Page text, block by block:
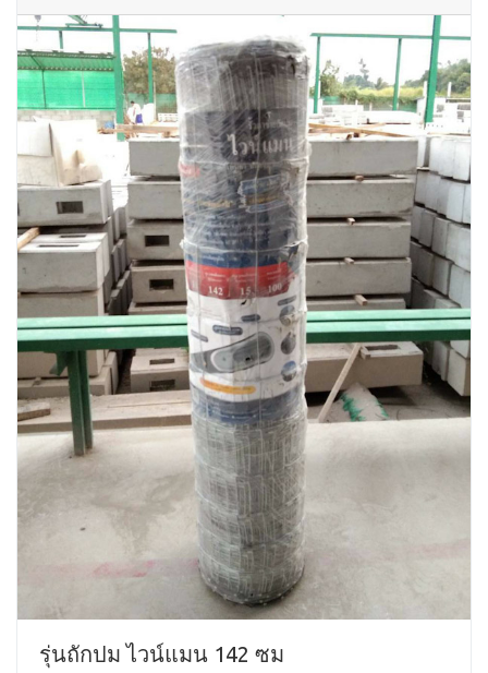
รุ่นถักปม ไวน์แมน 142 ซม